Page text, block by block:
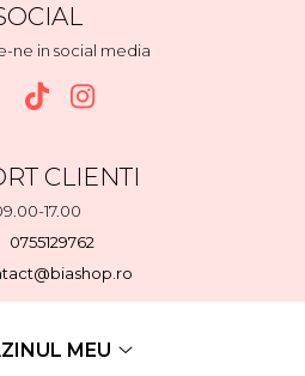
ne in social media
CLIENTI
17.00
0755129762
MEU